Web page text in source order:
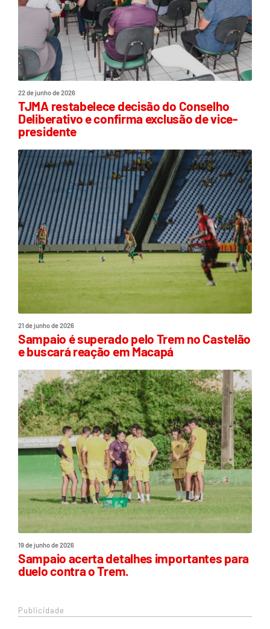
22 de junho de 2026
TJMA restabelece decisão do Conselho
Deliberativo e confirma exclusão de vice-
presidente
21 de junho de 2026
Sampaio é superado pelo Trem no Castelão
e buscará reação em Macapá
19 de junho de 2026
Sampaio acerta detalhes importantes para
duelo contra o Trem.
Publicidade